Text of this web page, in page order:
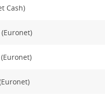
Cash)